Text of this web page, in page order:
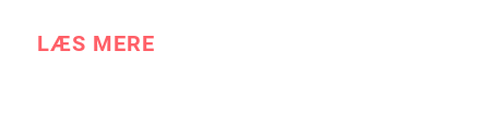
LÆS MERE